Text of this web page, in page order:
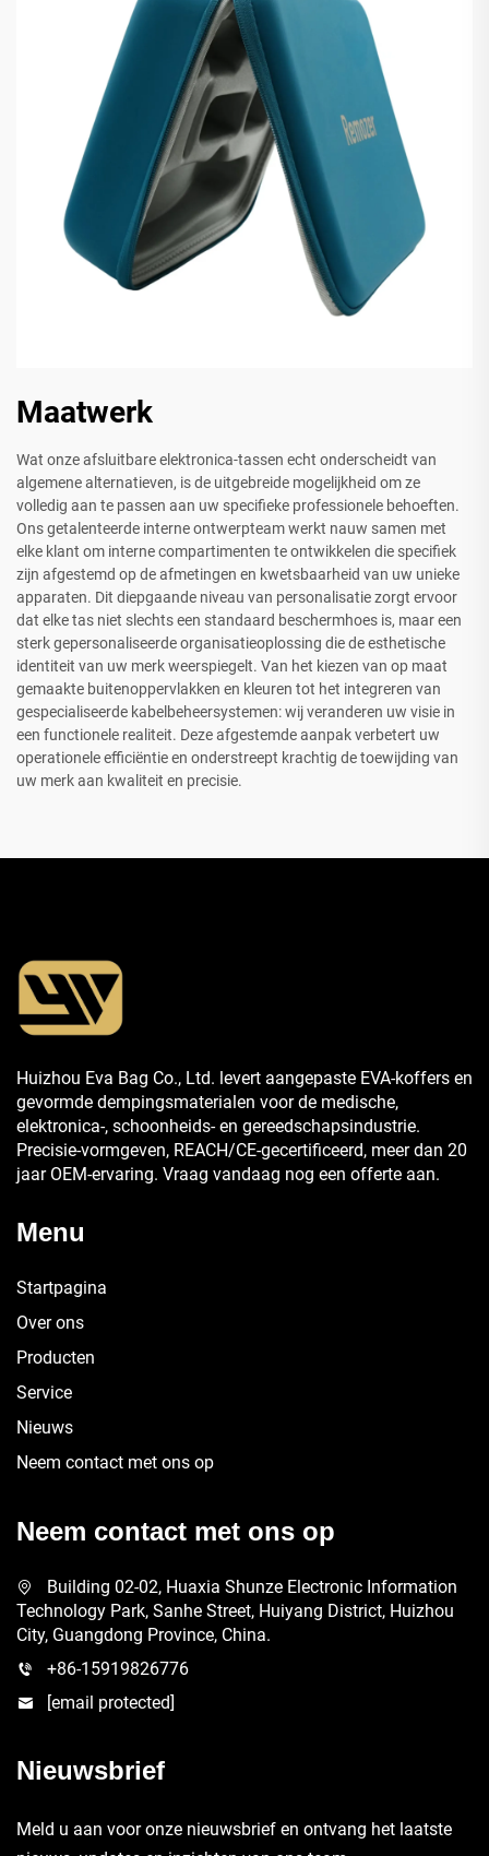
Maatwerk
Wat onze afsluitbare elektronica-tassen echt onderscheidt van
algemene alternatieven, is de uitgebreide mogelijkheid om ze
volledig aan te passen aan uw specifieke professionele behoeften.
Ons getalenteerde interne ontwerpteam werkt nauw samen met
elke klant om interne compartimenten te ontwikkelen die specifiek
zijn afgestemd op de afmetingen en kwetsbaarheid van uw unieke
apparaten. Dit diepgaande niveau van personalisatie zorgt ervoor
dat elke tas niet slechts een standaard beschermhoes is, maar een
sterk gepersonaliseerde organisatieoplossing die de esthetische
identiteit van uw merk weerspiegelt. Van het kiezen van op maat
gemaakte buitenoppervlakken en kleuren tot het integreren van
gespecialiseerde kabelbeheersystemen: wij veranderen uw visie in
een functionele realiteit. Deze afgestemde aanpak verbetert uw
operationele efficiëntie en onderstreept krachtig de toewijding van
uw merk aan kwaliteit en precisie.
Huizhou Eva Bag Co., Ltd. levert aangepaste EVA-koffers en
gevormde dempingsmaterialen voor de medische,
elektronica-, schoonheids- en gereedschapsindustrie.
Precisie-vormgeven, REACH/CE-gecertificeerd, meer dan 20
jaar OEM-ervaring. Vraag vandaag nog een offerte aan.
Menu
Startpagina
Over ons
Producten
Service
Nieuws
Neem contact met ons op
Neem contact met ons op
Building 02-02, Huaxia Shunze Electronic Information
Technology Park, Sanhe Street, Huiyang District, Huizhou
City, Guangdong Province, China.
+86-15919826776
[email protected]
Nieuwsbrief
Meld u aan voor onze nieuwsbrief en ontvang het laatste